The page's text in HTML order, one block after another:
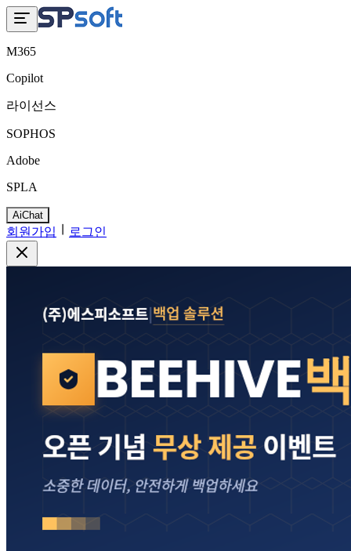
M365
Copilot
라이선스
SOPHOS
Adobe
SPLA
AiChat
회원가입 로그인